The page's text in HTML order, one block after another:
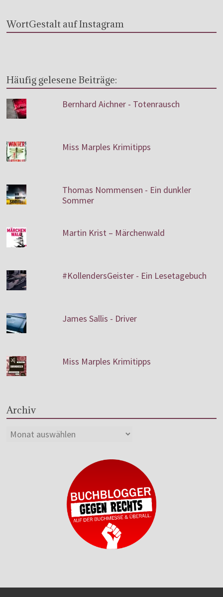
WortGestalt auf Instagram
Häufig gelesene Beiträge:
Bernhard Aichner - Totenrausch
Miss Marples Krimitipps
Thomas Nommensen - Ein dunkler
Sommer
Martin Krist – Märchenwald
#KollendersGeister - Ein Lesetagebuch
James Sallis - Driver
Miss Marples Krimitipps
Archiv